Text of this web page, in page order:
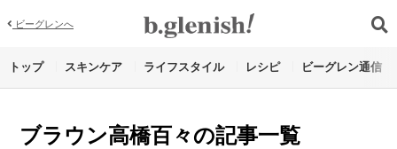
ビーグレンへ
トップ スキンケア ライフスタイル レシピ ビーグレン通信
ブラウン高橋百々の記事一覧